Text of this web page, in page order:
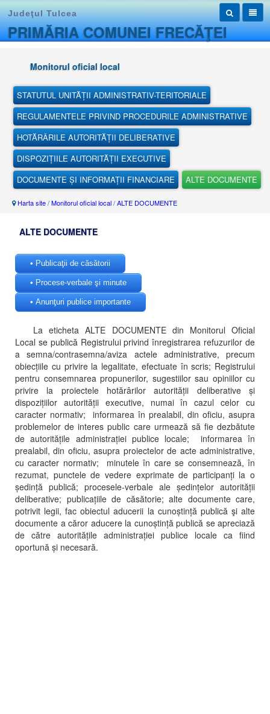
Judeţul Tulcea
PRIMĂRIA COMUNEI FRECĂŢEI
Monitorul oficial local
STATUTUL UNITĂȚII ADMINISTRATIV-TERITORIALE
REGULAMENTELE PRIVIND PROCEDURILE ADMINISTRATIVE
HOTĂRÂRILE AUTORITĂȚII DELIBERATIVE
DISPOZIȚIILE AUTORITĂȚII EXECUTIVE
DOCUMENTE ȘI INFORMAȚII FINANCIARE
ALTE DOCUMENTE
Harta site/Monitorul oficial local/ALTE DOCUMENTE
ALTE DOCUMENTE
• Publicaţii de căsătorii
• Procese-verbale şi minute
• Anunţuri publice importante
La eticheta ALTE DOCUMENTE din Monitorul Oficial
Local se publică Registrului privind înregistrarea refuzurilor de
a semna/contrasemna/aviza actele administrative, precum
obiecțiile cu privire la legalitate, efectuate în scris; Registrului
pentru consemnarea propunerilor, sugestiilor sau opiniilor cu
privire la proiectele hotărârilor autorității deliberative și
dispozițiilor autorității executive, numai în cazul celor cu
caracter normativ; informarea în prealabil, din oficiu, asupra
problemelor de interes public care urmează să fie dezbătute
de autoritățile administrației publice locale; informarea în
prealabil, din oficiu, asupra proiectelor de acte administrative,
cu caracter normativ; minutele în care se consemnează, în
rezumat, punctele de vedere exprimate de participanți la o
ședință publică; procesele-verbale ale ședințelor autorității
deliberative; publicațiile de căsătorie; alte documente care,
potrivit legii, fac obiectul aducerii la cunoștință publică şi alte
documente a căror aducere la cunoștință publică se apreciază
de către autoritățile administrației publice locale ca fiind
oportună și necesară.